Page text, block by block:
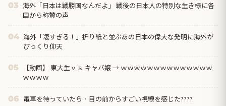
03 海外「日本は戦勝国なんだよ」 戦後の日本人の特別な生き様に各
国から称賛の声
04 海外「凄すぎる！」折り紙と並ぶあの日本の偉大な発明に海外が
びっくり仰天
05
【動画】 東大生ｖｓ キャバ嬢 → ｗｗｗｗｗｗｗｗｗｗｗｗｗｗ
ｗｗｗｗ
06 電車を待っていたら…目の前からすごい視線を感じた????